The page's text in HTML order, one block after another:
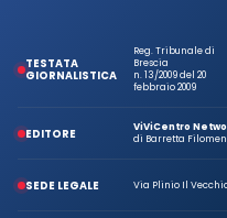
TESTATA
GIORNALISTICA
Reg. Tribunale di
Brescia
n. 13/2009 del 20
febbraio 2009
EDITORE
ViViCentro
di Barretta
SEDE LEGALE Via Plinio Il